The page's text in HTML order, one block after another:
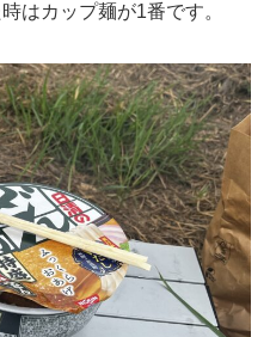
はカップ麺が1番です。